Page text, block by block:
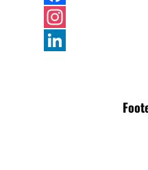
Facebook
Instagram